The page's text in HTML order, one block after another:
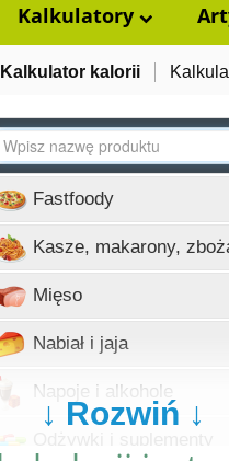
Kalkulatory
Kalkulator kalorii
Fastfoody
Wczytywanie
Kasze, makarony,
Wczytywanie
Mięso
Wczytywanie
Nabiał i jaja
Wczytywanie
Napoje i alkohole
Wczytywanie
↓ Rozwiń ↓